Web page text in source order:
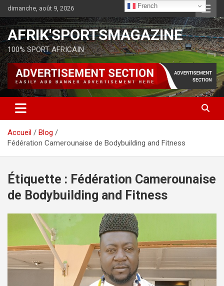
dimanche, août 9, 2026
AFRIK'SPORTSMAGAZINE
100% SPORT AFRICAIN
Accueil
Blog
Fédération Camerounaise de Bodybuilding and Fitness
Étiquette : Fédération Camerounaise
de Bodybuilding and Fitness
French